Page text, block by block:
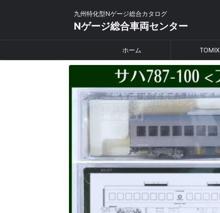
九州特化型Nゲージ総合カタログ
Nゲージ総合車両センター
ホーム TOMIX